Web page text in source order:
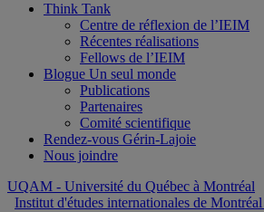
Think Tank
Centre de réflexion de l’IEIM
Récentes réalisations
Fellows de l’IEIM
Blogue Un seul monde
Publications
Partenaires
Comité scientifique
Rendez-vous Gérin-Lajoie
Nous joindre
UQAM - Université du Québec à Montréal
Institut d'études internationales de